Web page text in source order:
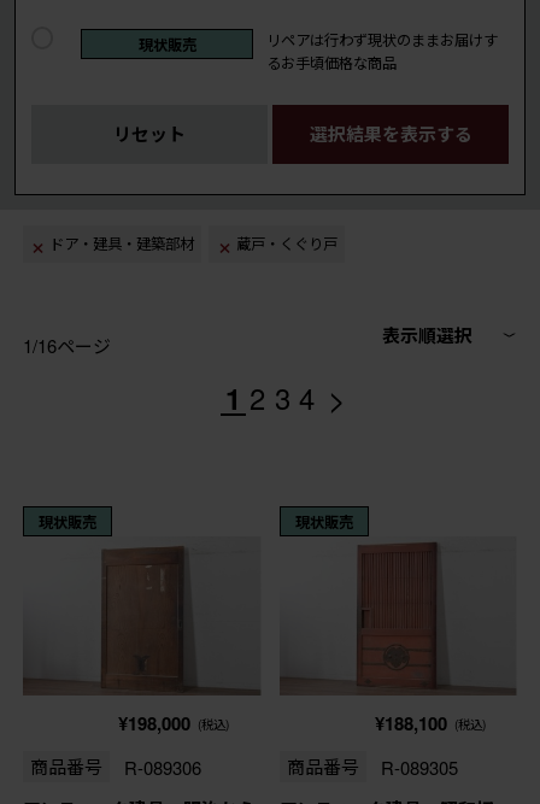
現状販売
リペアは行わず現状のままお届けす
るお手頃価格な商品
リセット 選択結果を表示する
ドア・建具・建築部材 蔵戸・くぐり戸
1/16ページ 表示順選択
1 2 3 4 >
現状販売
¥198,000 (税込)
商品番号 R-089306
現状販売
¥188,100 (税込)
商品番号 R-089305